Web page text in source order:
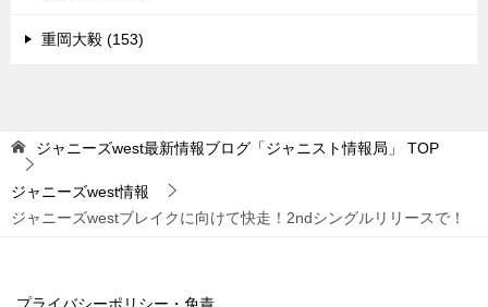
重岡大毅 (153)
ジャニーズwest最新情報ブログ「ジャニスト情報局」 TOP
ジャニーズwest情報
ジャニーズwestブレイクに向けて快走！2ndシングルリリースで！